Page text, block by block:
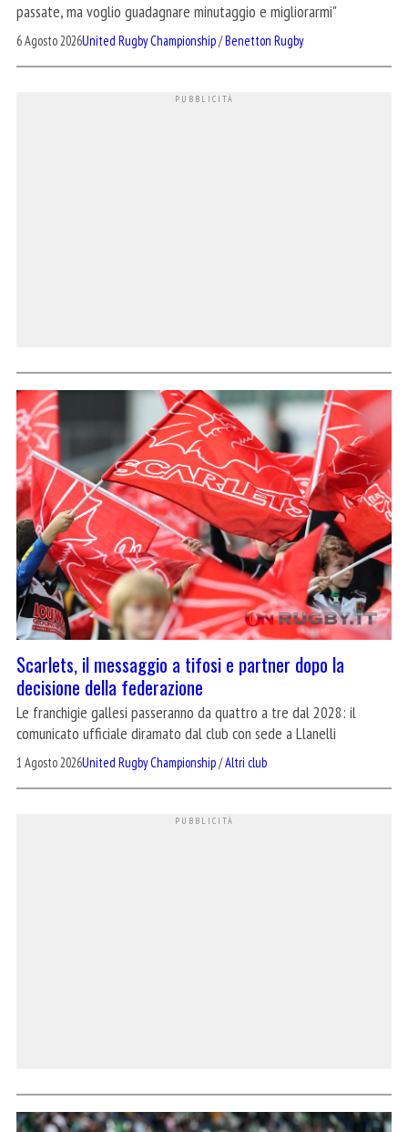
passate, ma voglio guadagnare minutaggio e migliorarmi"
6 Agosto 2026United Rugby Championship/Benetton Rugby
Scarlets, il messaggio a tifosi e partner dopo la
decisione della federazione
Le franchigie gallesi passeranno da quattro a tre dal 2028: il
comunicato ufficiale diramato dal club con sede a Llanelli
1 Agosto 2026United Rugby Championship/Altri club